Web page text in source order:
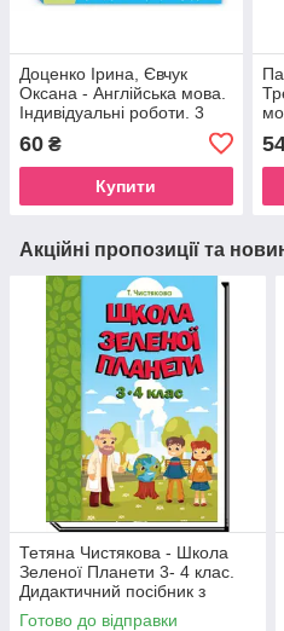
Доценко Ірина, Євчук
Оксана - Англійська мова.
Індивідуальні роботи. 3
Карпюк)
60 ₴
Купити
Акційні пропозиції та
Тетяна Чистякова - Школа
Зеленої Планети 3- 4 клас.
Дидактичний посібник з
доповненою реальністю
Готово до відправки